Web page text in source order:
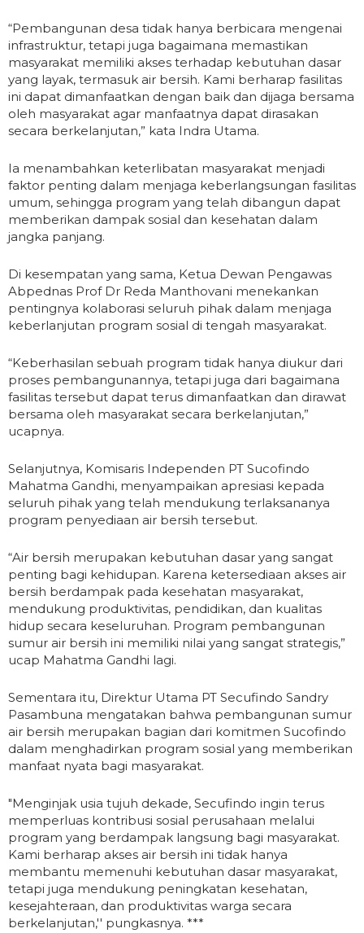
“Pembangunan desa tidak hanya berbicara mengenai
infrastruktur, tetapi juga bagaimana memastikan
masyarakat memiliki akses terhadap kebutuhan dasar
yang layak, termasuk air bersih. Kami berharap fasilitas
ini dapat dimanfaatkan dengan baik dan dijaga bersama
oleh masyarakat agar manfaatnya dapat dirasakan
secara berkelanjutan,” kata Indra Utama.
Ia menambahkan keterlibatan masyarakat menjadi
faktor penting dalam menjaga keberlangsungan fasilitas
umum, sehingga program yang telah dibangun dapat
memberikan dampak sosial dan kesehatan dalam
jangka panjang.
Di kesempatan yang sama, Ketua Dewan Pengawas
Abpednas Prof Dr Reda Manthovani menekankan
pentingnya kolaborasi seluruh pihak dalam menjaga
keberlanjutan program sosial di tengah masyarakat.
“Keberhasilan sebuah program tidak hanya diukur dari
proses pembangunannya, tetapi juga dari bagaimana
fasilitas tersebut dapat terus dimanfaatkan dan dirawat
bersama oleh masyarakat secara berkelanjutan,”
ucapnya.
Selanjutnya, Komisaris Independen PT Sucofindo
Mahatma Gandhi, menyampaikan apresiasi kepada
seluruh pihak yang telah mendukung terlaksananya
program penyediaan air bersih tersebut.
“Air bersih merupakan kebutuhan dasar yang sangat
penting bagi kehidupan. Karena ketersediaan akses air
bersih berdampak pada kesehatan masyarakat,
mendukung produktivitas, pendidikan, dan kualitas
hidup secara keseluruhan. Program pembangunan
sumur air bersih ini memiliki nilai yang sangat strategis,”
ucap Mahatma Gandhi lagi.
Sementara itu, Direktur Utama PT Secufindo Sandry
Pasambuna mengatakan bahwa pembangunan sumur
air bersih merupakan bagian dari komitmen Sucofindo
dalam menghadirkan program sosial yang memberikan
manfaat nyata bagi masyarakat.
"Menginjak usia tujuh dekade, Secufindo ingin terus
memperluas kontribusi sosial perusahaan melalui
program yang berdampak langsung bagi masyarakat.
Kami berharap akses air bersih ini tidak hanya
membantu memenuhi kebutuhan dasar masyarakat,
tetapi juga mendukung peningkatan kesehatan,
kesejahteraan, dan produktivitas warga secara
berkelanjutan,'' pungkasnya. ***